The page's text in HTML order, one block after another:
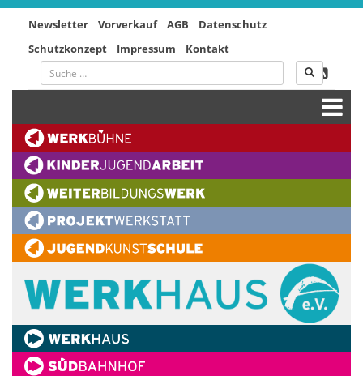
Newsletter Vorverkauf AGB
Datenschutz
Schutzkonzept
Impressum Kontakt